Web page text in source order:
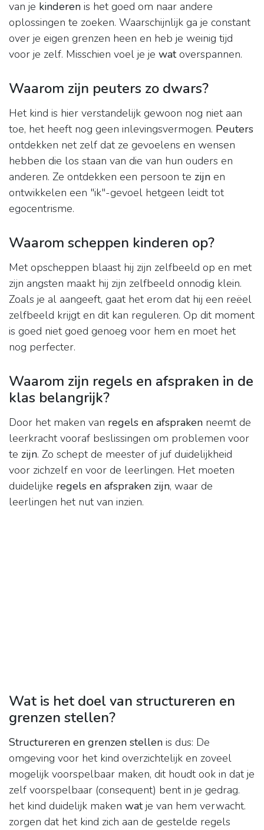
van je kinderen is het goed om naar andere
oplossingen te zoeken. Waarschijnlijk ga je constant
over je eigen grenzen heen en heb je weinig tijd
voor je zelf. Misschien voel je je watoverspannen.
Waarom zijn peuters zo dwars?
Het kind is hier verstandelijk gewoon nog niet aan
toe, het heeft nog geen inlevingsvermogen. Peuters
ontdekken net zelf dat ze gevoelens en wensen
hebben die los staan van die van hun ouders en
anderen. Ze ontdekken een persoon te zijn en
ontwikkelen een "ik"-gevoel hetgeen leidt tot
egocentrisme.
Waarom scheppen kinderen op?
Met opscheppen blaast hij zijn zelfbeeld op en met
zijn angsten maakt hij zijn zelfbeeld onnodig klein.
Zoals je al aangeeft, gaat het erom dat hij een reëel
zelfbeeld krijgt en dit kan reguleren. Op dit moment
is goed niet goed genoeg voor hem en moet het
nog perfecter.
Waarom zijn regels en afspraken in de
klas belangrijk?
Door het maken van regels en afspraken neemt de
leerkracht vooraf beslissingen om problemen voor
te zijn. Zo schept de meester of juf duidelijkheid
voor zichzelf en voor de leerlingen. Het moeten
duidelijke regels en afspraken zijn, waar de
leerlingen het nut van inzien.
Wat is het doel van structureren en
grenzen stellen?
Structureren en grenzen stellen is dus: De
omgeving voor het kind overzichtelijk en zoveel
mogelijk voorspelbaar maken, dit houdt ook in dat je
zelf voorspelbaar (consequent) bent in je gedrag.
het kind duidelijk maken watje van hem verwacht.
zorgen dat het kind zich aan de gestelde regels